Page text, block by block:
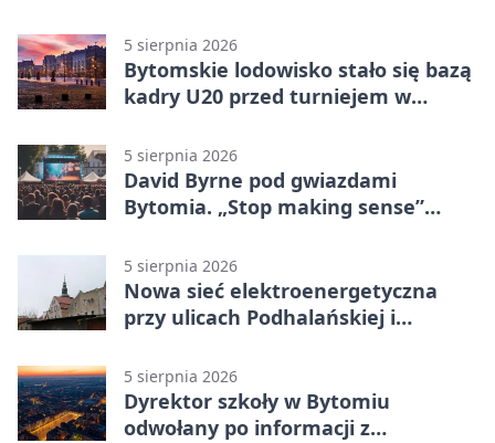
5 sierpnia 2026
Bytomskie lodowisko stało się bazą
kadry U20 przed turniejem w
5 sierpnia 2026
David Byrne pod gwiazdami
Bytomia. „Stop making sense”
5 sierpnia 2026
Nowa sieć elektroenergetyczna
przy ulicach Podhalańskiej i
5 sierpnia 2026
Dyrektor szkoły w Bytomiu
odwołany po informacji z